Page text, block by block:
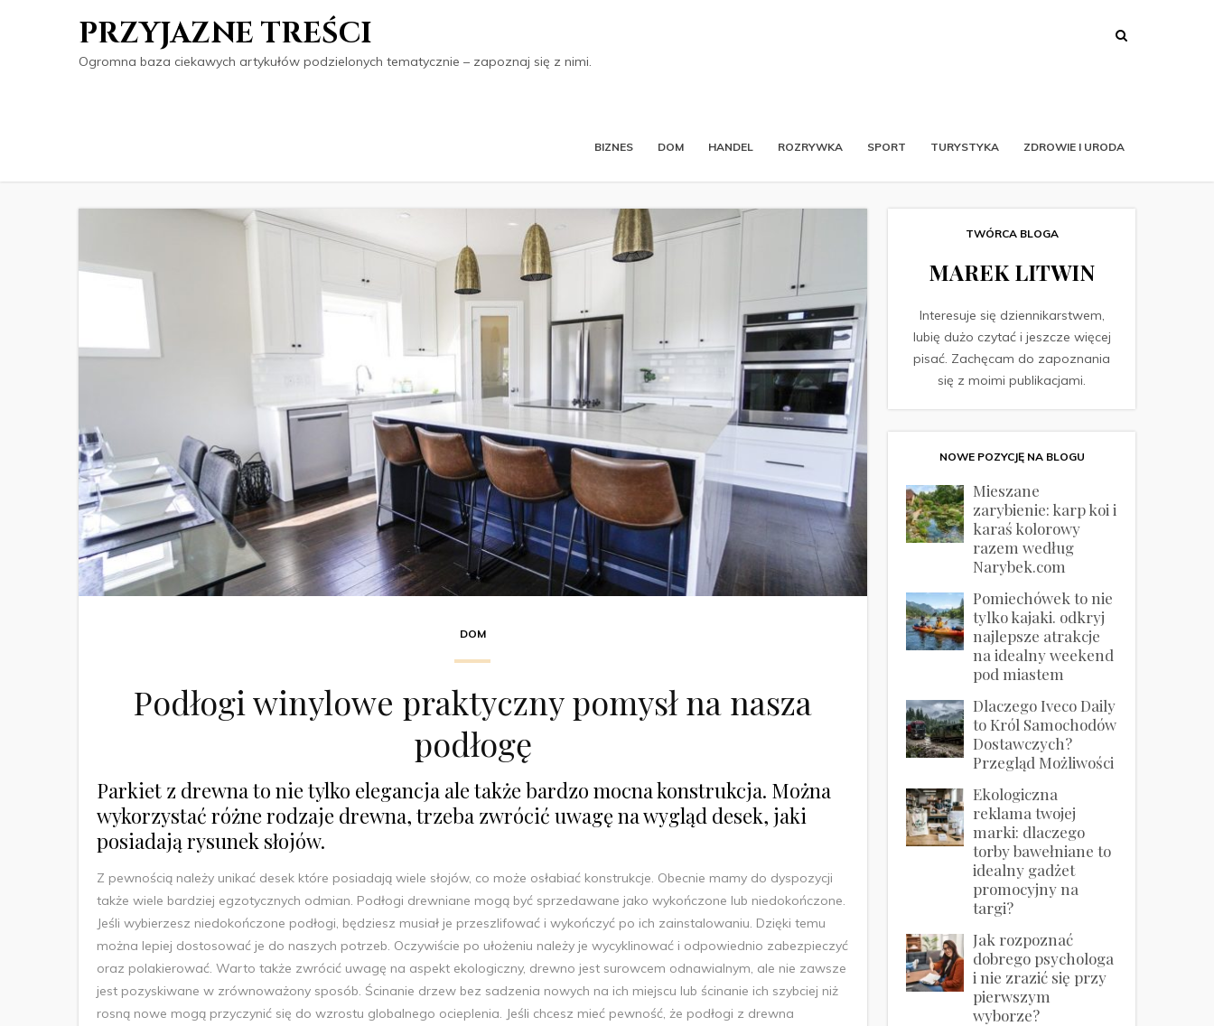
PRZYJAZNE TREŚCI
Ogromna baza ciekawych artykułów podzielonych tematycznie – zapoznaj się z nimi.
BIZNES DOM HANDEL ROZRYWKA SPORT TURYSTYKA ZDROWIE I URODA
DOM
Podłogi winylowe praktyczny pomysł na nasza
podłogę
Parkiet z drewna to nie tylko elegancja ale także bardzo mocna konstrukcja. Można
wykorzystać różne rodzaje drewna, trzeba zwrócić uwagę na wygląd desek, jaki
posiadają rysunek słojów.
Z pewnością należy unikać desek które posiadają wiele słojów, co może osłabiać konstrukcje. Obecnie mamy do dyspozycji
także wiele bardziej egzotycznych odmian. Podłogi drewniane mogą być sprzedawane jako wykończone lub niedokończone.
Jeśli wybierzesz niedokończone podłogi, będziesz musiał je przeszlifować i wykończyć po ich zainstalowaniu. Dzięki temu
można lepiej dostosować je do naszych potrzeb. Oczywiście po ułożeniu należy je wycyklinować i odpowiednio zabezpieczyć
oraz polakierować. Warto także zwrócić uwagę na aspekt ekologiczny, drewno jest surowcem odnawialnym, ale nie zawsze
jest pozyskiwane w zrównoważony sposób. Ścinanie drzew bez sadzenia nowych na ich miejscu lub ścinanie ich szybciej niż
rosną nowe mogą przyczynić się do wzrostu globalnego ocieplenia. Jeśli chcesz mieć pewność, że podłogi z drewna
TWÓRCA BLOGA
MAREK LITWIN
Interesuje się dziennikarstwem,
lubię dużo czytać i jeszcze więcej
pisać. Zachęcam do zapoznania
się z moimi publikacjami.
NOWE POZYCJĘ NA BLOGU
Mieszane
zarybienie: karp koi i
karaś kolorowy
razem według
Narybek.com
Pomiechówek to nie
tylko kajaki. odkryj
najlepsze atrakcje
na idealny weekend
pod miastem
Dlaczego Iveco Daily
to Król Samochodów
Dostawczych?
Przegląd Możliwości
Ekologiczna
reklama twojej
marki: dlaczego
torby bawełniane to
idealny gadżet
promocyjny na
targi?
Jak rozpoznać
dobrego psychologa
i nie zrazić się przy
pierwszym
wyborze?